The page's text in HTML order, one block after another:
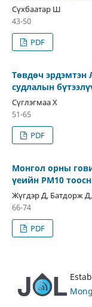
Сүхбаатар Ш
43-50
PDF
Төвдөч эрдэмтэн
судлалын
Сүглэгмаа Х
51-65
PDF
Монгол орны
үеийн РМ10
Жүгдэр Д, Батдорж
66-74
PDF